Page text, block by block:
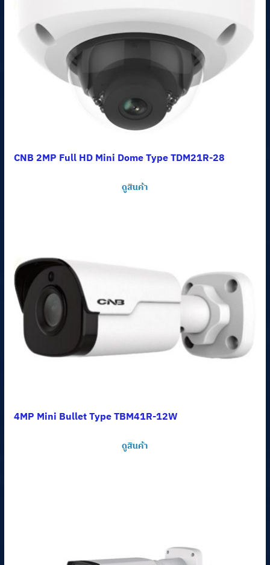
CNB 2MP Full HD Mini Dome Type TDM21R-28
ดูสินค้า
4MP Mini Bullet Type TBM41R-12W
ดูสินค้า